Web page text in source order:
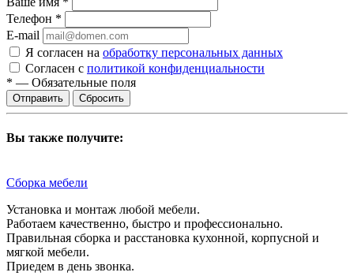
Телефон *
E-mail
Я согласен на обработку персональных данных
Согласен с политикой конфиденциальности
* — Обязательные поля
Сбросить
Вы также получите:
Сборка мебели
Установка и монтаж любой мебели.
Работаем качественно, быстро и профессионально.
Правильная сборка и расстановка кухонной, корпусной и
мягкой мебели.
Приедем в день звонка.